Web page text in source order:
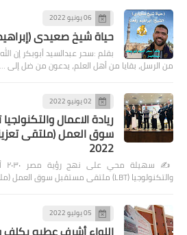
06 يونيو 2022
حياة شيخ صعيدى
بقلم :سحر عبدالسيد أبوبكر إن
من الرسل، بقايا من أهل العلم، يدعون من ضل إلى …
02 يونيو 2022
ريادة الاعمال
سوق العمل (ملتقى
2022
والتكنولوجيا (LBT) ملتقى مستقبل سوق العمل (ملت…
05 يوليو 2022